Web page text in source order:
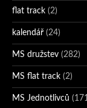
flat track (2)
kalendář (24)
MS družstev (282)
MS flat track (2)
MS Jednotlivců